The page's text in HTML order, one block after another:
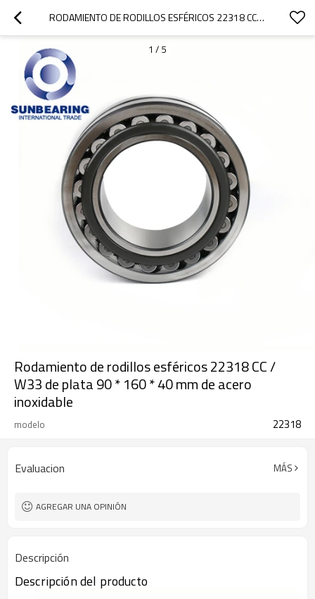
RODAMIENTO DE RODILLOS ESFÉRICOS 22318 CC / W33 DE PLATA 90 * 160 * 40 MM DE ACERO INOXIDABLE
1 / 5
Rodamiento de rodillos esféricos 22318 CC /
W33 de plata 90 * 160 * 40 mm de acero
inoxidable
modelo 22318
Evaluacion MÁS
AGREGAR UNA OPINIÓN
Descripción
Descripción del producto